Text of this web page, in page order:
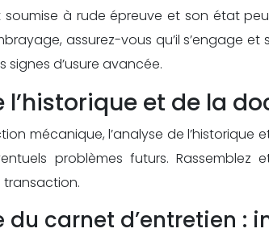
soumise à rude épreuve et son état
assurez-vous qu’il s’engage
d’usure avancée.
l’historique et de la
mécanique, l’analyse de
problèmes futurs.
du carnet d’entretien :